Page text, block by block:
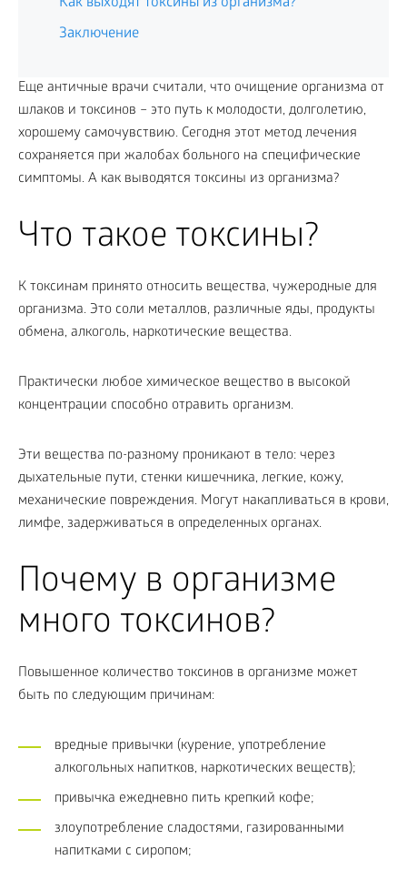
Заключение
Еще античные врачи считали, что очищение организма от
шлаков и токсинов – это путь к молодости, долголетию,
хорошему самочувствию. Сегодня этот метод лечения
сохраняется при жалобах больного на специфические
симптомы. А как выводятся токсины из организма?
Что такое токсины?
К токсинам принято относить вещества, чужеродные для
организма. Это соли металлов, различные яды, продукты
обмена, алкоголь, наркотические вещества.
Практически любое химическое вещество в высокой
концентрации способно отравить организм.
Эти вещества по-разному проникают в тело: через
дыхательные пути, стенки кишечника, легкие, кожу,
механические повреждения. Могут накапливаться в крови,
лимфе, задерживаться в определенных органах.
Почему в организме
много токсинов?
Повышенное количество токсинов в организме может
быть по следующим причинам:
вредные привычки (курение, употребление
алкогольных напитков, наркотических веществ);
привычка ежедневно пить крепкий кофе;
злоупотребление сладостями, газированными
напитками с сиропом;